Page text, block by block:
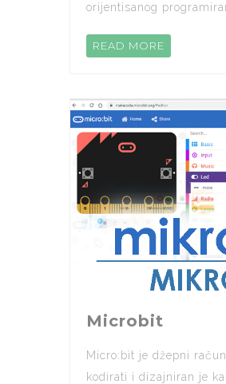
orijentisanog
READ MORE
Microbit
Micro:bit je džepni
kodirati i dizajniran je